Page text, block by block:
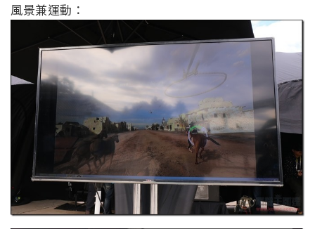
風景兼運動：